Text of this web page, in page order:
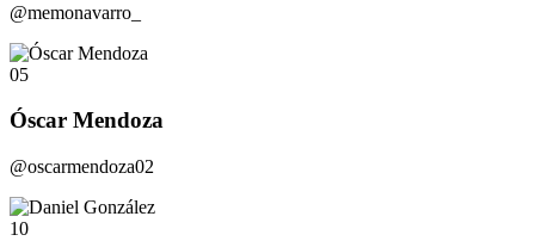
@memonavarro_
05
Óscar Mendoza
@oscarmendoza02
10